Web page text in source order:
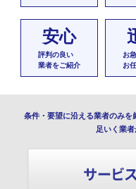
安心
評判の良い
業者をご紹介
お
お
条件・要望に沿える業者のみ
足いく業者